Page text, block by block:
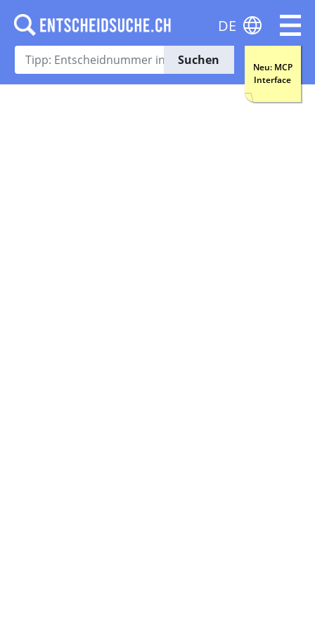
Suchen
Neu: MCP
Interface
DE